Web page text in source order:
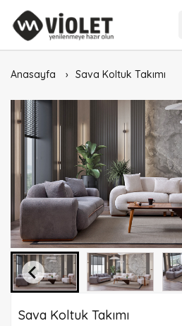
Anasayfa Sava Koltuk Takımı
Sava Koltuk Takımı